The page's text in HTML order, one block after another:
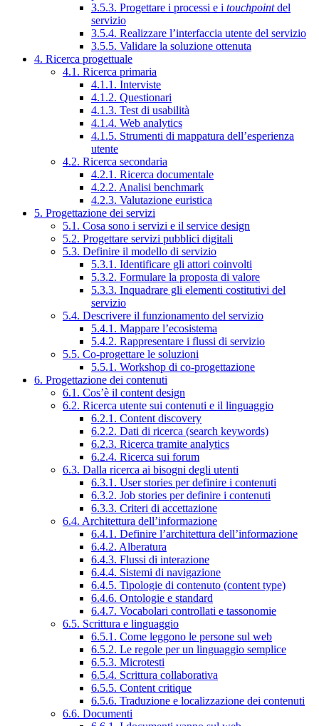
3.5.3. Progettare i processi e i touchpointdel
servizio
3.5.4. Realizzare l’interfaccia utente del servizio
3.5.5. Validare la soluzione ottenuta
4. Ricerca progettuale
4.1. Ricerca primaria
4.1.1. Interviste
4.1.2. Questionari
4.1.3. Test di usabilità
4.1.4. Web analytics
4.1.5. Strumenti di mappatura dell’esperienza
utente
4.2. Ricerca secondaria
4.2.1. Ricerca documentale
4.2.2. Analisi benchmark
4.2.3. Valutazione euristica
5. Progettazione dei servizi
5.1. Cosa sono i servizi e il service design
5.2. Progettare servizi pubblici digitali
5.3. Definire il modello di servizio
5.3.1. Identificare gli attori coinvolti
5.3.2. Formulare la proposta di valore
5.3.3. Inquadrare gli elementi costitutivi del
servizio
5.4. Descrivere il funzionamento del servizio
5.4.1. Mappare l’ecosistema
5.4.2. Rappresentare i flussi di servizio
5.5. Co-progettare le soluzioni
5.5.1. Workshop di co-progettazione
6. Progettazione dei contenuti
6.1. Cos’è il content design
6.2. Ricerca utente sui contenuti e il linguaggio
6.2.1. Content discovery
6.2.2. Dati di ricerca (search keywords)
6.2.3. Ricerca tramite analytics
6.2.4. Ricerca sui forum
6.3. Dalla ricerca ai bisogni degli utenti
6.3.1. User stories per definire i contenuti
6.3.2. Job stories per definire i contenuti
6.3.3. Criteri di accettazione
6.4. Architettura dell’informazione
6.4.1. Definire l’architettura dell’informazione
6.4.2. Alberatura
6.4.3. Flussi di interazione
6.4.4. Sistemi di navigazione
6.4.5. Tipologie di contenuto (content type)
6.4.6. Ontologie e standard
6.4.7. Vocabolari controllati e tassonomie
6.5. Scrittura e linguaggio
6.5.1. Come leggono le persone sul web
6.5.2. Le regole per un linguaggio semplice
6.5.3. Microtesti
6.5.4. Scrittura collaborativa
6.5.5. Content critique
6.5.6. Traduzione e localizzazione dei contenuti
6.6. Documenti